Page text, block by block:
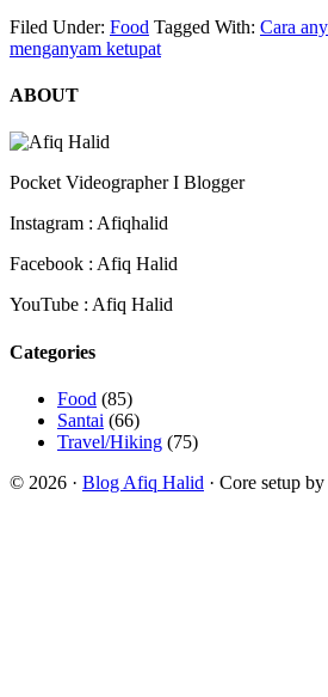
Filed Under: Food Tagged With: Cara
menganyam ketupat
ABOUT
Pocket Videographer I Blogger
Instagram : Afiqhalid
Facebook : Afiq Halid
YouTube : Afiq Halid
Categories
Food (85)
Santai (66)
Travel/Hiking (75)
© 2026 · Blog Afiq Halid · Core setup by